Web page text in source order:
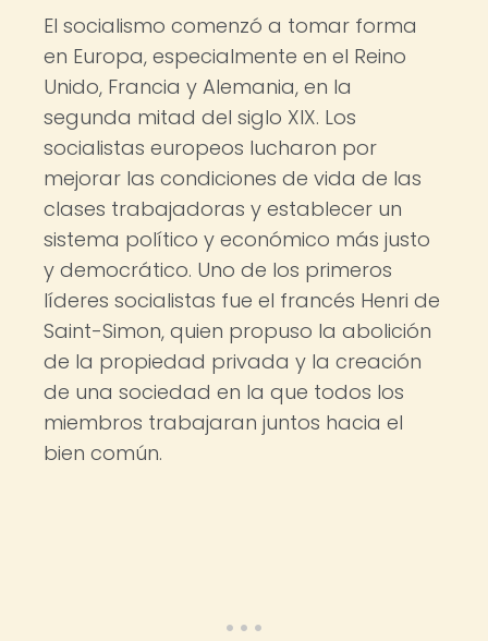
El socialismo comenzó a tomar forma
en Europa, especialmente en el Reino
Unido, Francia y Alemania, en la
segunda mitad del siglo XIX. Los
socialistas europeos lucharon por
mejorar las condiciones de vida de las
clases trabajadoras y establecer un
sistema político y económico más justo
y democrático. Uno de los primeros
líderes socialistas fue el francés Henri de
Saint-Simon, quien propuso la abolición
de la propiedad privada y la creación
de una sociedad en la que todos los
miembros trabajaran juntos hacia el
bien común.